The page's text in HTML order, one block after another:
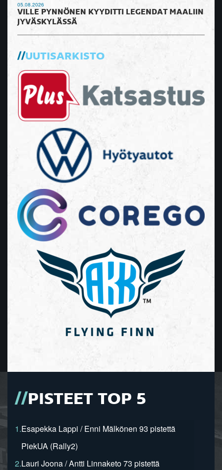
05.08.2026
VILLE PYNNÖNEN KYYDITTI LEGENDAT MAALIIN
JYVÄSKYLÄSSÄ
UUTISARKISTO
PISTEET TOP 5
1.Esapekka Lappi / Enni Mälkönen 93 pistettä
PiekUA (Rally2)
2.Lauri Joona / Antti Linnaketo 73 pistettä